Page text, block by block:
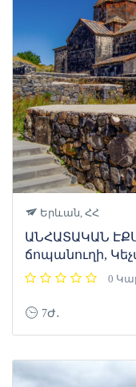
Երևան, ՀՀ
ԱՆՀԱՏԱԿԱՆ
ճոպանուղի,
0
7Ժ․